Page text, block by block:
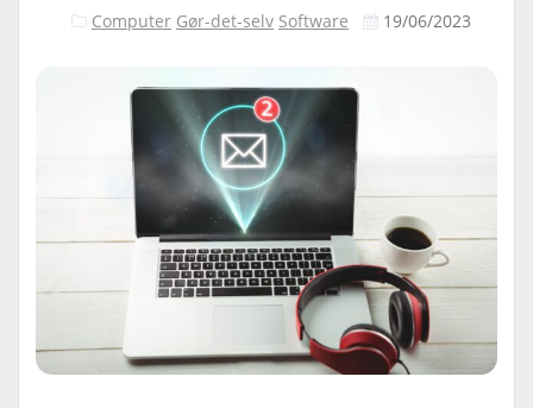
Computer Gør-det-selv Software 19/06/2023